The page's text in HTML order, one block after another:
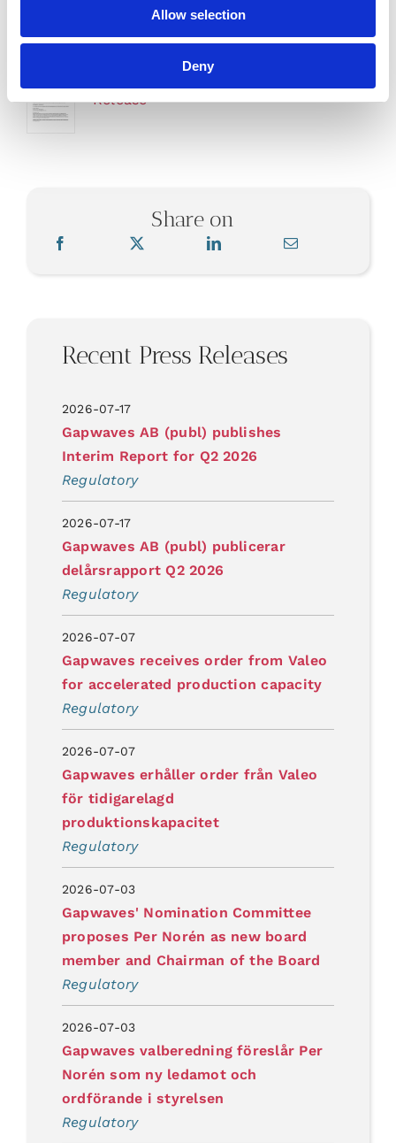
Allow selection
Deny
på Nasdaq First North Stockholm med G&W
Fondkommission som Certified Adviser.
Release
Share on
Recent Press Releases
2026-07-17
Gapwaves AB (publ) publishes
Interim Report for Q2 2026
Regulatory
2026-07-17
Gapwaves AB (publ) publicerar
delårsrapport Q2 2026
Regulatory
2026-07-07
Gapwaves receives order from Valeo
for accelerated production capacity
Regulatory
2026-07-07
Gapwaves erhåller order från Valeo
för tidigarelagd
produktionskapacitet
Regulatory
2026-07-03
Gapwaves' Nomination Committee
proposes Per Norén as new board
member and Chairman of the Board
Regulatory
2026-07-03
Gapwaves valberedning föreslår Per
Norén som ny ledamot och
ordförande i styrelsen
Regulatory